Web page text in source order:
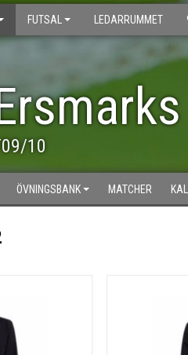
FUTSAL LEDARRUMMET
10
ÖVNINGSBANK MATCHER